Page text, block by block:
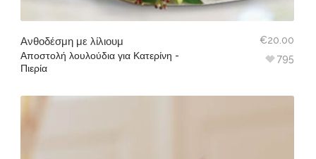
Ανθοδέσμη με λίλιουμ
Αποστολή λουλούδια για Κατερίνη -
Πιερία
795
€20.00